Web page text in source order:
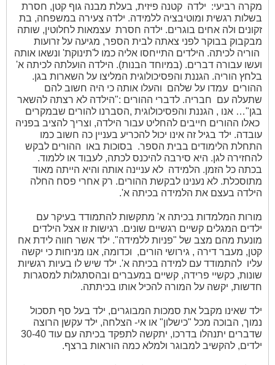
מקרה רביעי: ילדה קטנה פיזית, בעלת מבנה גוף קטן, חסרת
בשלות רגשית ומוטיבציה ללמידה. ילדה צעירה במשפחה, בת
זקונים ולה אחים בוגרים. ילדה חסרת עצמאות לחלוטין, שותה
מבקבוק בבוקר לפני צאתה לבית הספר, מגיעה על זרועות
הוריה לכיתה. הילדים התייחסו אליה כמו ל'תינוקת' ונשאו אותה
ועשו עבורה דברים. (במיוחד הבנות). הילדה הועלתה לכיתה א'
בלחץ הוריה. הגננת והפסיכולוגית המליצו על השארות בגן.
ההורים עמדו על שלהם והעלו אותה כי היה חשוב להם
שתעלה עם חבריה. לדברי ההורים :"הילדה לא רצתה להשאר
בגן"… אנו , הגננת והפסיכולוגית ,הסברנו להורים שבמקרים
כאלו ההורים חייבים להחליט עבור הילדה, וצריך להציב בפניה
עובדה. ילד בגיל זה אינו יכול להכריע בעניין כה חשוב כמו
התחלת הלימודים בבית הספר. בסוכות באו ההורים לבקש
להחזירה לגן. היא סירבה להיכנס לכתה, לעבוד או ללמוד.
בכתה כל הזמן. הלמידה לא עניינה אותה והיא הייתה מאוד
מתוסכלת. לא נענינו לבקשת ההורים. רק אחרי פסח החלה
הילדה בעצם את הלמידה בכיתה א'.
מורות המלמדות בכיתה א' מתקשות להתמודד בעיקר עם
ילדים המגלים קשיים רגשיים שונים. רגישות זו אצל הילדים
מונעת מהם מצב של "פניות ללמידה". ילד אשר חווה לידת אח
קטן, מעבר דירה , גירושי הורים, וכדומה, אנו מניחות כי יקשה
עליו להתמודד עם למידה בכיתה א'. ילד שיש לו בעיות רגשיות
שונות, כקשיי פרידה, קשיים במעברים ובהסתגלות למסגרות
חדשות, יקשה על המורה להכיל אותו בכיתתה.
ילד שאינו מקבל את סמכות המבוגרים, ילד בעל סף תסכול
נמוך, הבוכה מכל "כישלון" או אי- הצלחה, ילד עקשן הרוצה
שדברים יתנהלו בדרכו, יתקשה לתפקד בכיתה עם עוד 30-40
ילדים, להקשיב למבוגר ולמלא כמה הוראות ברצף.